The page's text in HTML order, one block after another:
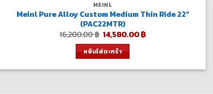
MEINL
Meinl Pure Alloy Custom Medium Thin Ride 22″
(PAC22MTR)
16,200.00฿ Original
price
was:
16,200.00 ฿.
14,580.00฿Current
หยิบใส่ตะกร้า